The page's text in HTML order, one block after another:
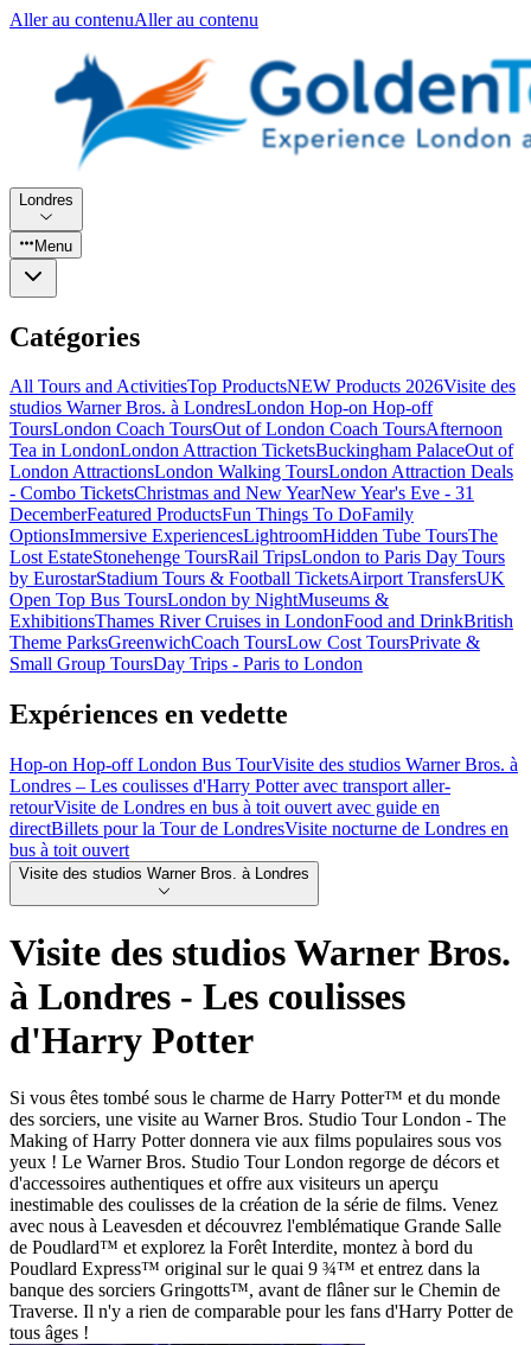
Aller au contenuAller au contenu
Londres
Menu
Catégories
All Tours and ActivitiesTop ProductsNEW Products 2026Visite des
studios Warner Bros. à LondresLondon Hop-on Hop-off
ToursLondon Coach ToursOut of London Coach ToursAfternoon
Tea in LondonLondon Attraction TicketsBuckingham PalaceOut of
London AttractionsLondon Walking ToursLondon Attraction Deals
- Combo TicketsChristmas and New YearNew Year's Eve - 31
DecemberFeatured ProductsFun Things To DoFamily
OptionsImmersive ExperiencesLightroomHidden Tube ToursThe
Lost EstateStonehenge ToursRail TripsLondon to Paris Day Tours
by EurostarStadium Tours & Football TicketsAirport TransfersUK
Open Top Bus ToursLondon by NightMuseums &
ExhibitionsThames River Cruises in LondonFood and DrinkBritish
Theme ParksGreenwichCoach ToursLow Cost ToursPrivate &
Small Group ToursDay Trips - Paris to London
Expériences en vedette
Hop-on Hop-off London Bus TourVisite des studios Warner Bros. à
Londres – Les coulisses d'Harry Potter avec transport aller-
retourVisite de Londres en bus à toit ouvert avec guide en
directBillets pour la Tour de LondresVisite nocturne de Londres en
bus à toit ouvert
Visite des studios Warner Bros. à Londres
Visite des studios Warner Bros.
à Londres - Les coulisses
d'Harry Potter
Si vous êtes tombé sous le charme de Harry Potter™ et du monde
des sorciers, une visite au Warner Bros. Studio Tour London - The
Making of Harry Potter donnera vie aux films populaires sous vos
yeux ! Le Warner Bros. Studio Tour London regorge de décors et
d'accessoires authentiques et offre aux visiteurs un aperçu
inestimable des coulisses de la création de la série de films. Venez
avec nous à Leavesden et découvrez l'emblématique Grande Salle
de Poudlard™ et explorez la Forêt Interdite, montez à bord du
Poudlard Express™ original sur le quai 9 ¾™ et entrez dans la
banque des sorciers Gringotts™, avant de flâner sur le Chemin de
Traverse. Il n'y a rien de comparable pour les fans d'Harry Potter de
tous âges !